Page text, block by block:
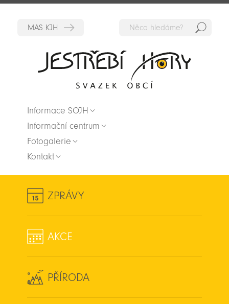
Informace SOJH
Informační centrum
Fotogalerie
Kontakt
ZPRÁVY
AKCE
PŘÍRODA